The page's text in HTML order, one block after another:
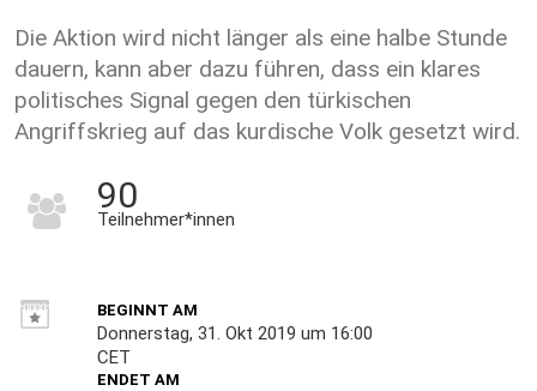
Die Aktion wird nicht länger als eine halbe Stunde
dauern, kann aber dazu führen, dass ein klares
politisches Signal gegen den türkischen
Angriffskrieg auf das kurdische Volk gesetzt wird.
90
Teilnehmer*innen
BEGINNT AM
Donnerstag, 31. Okt 2019 um 16:00
CET
ENDET AM